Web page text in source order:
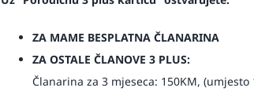
ZA MAME BESPLATNA ČLANARINA
ZA OSTALE ČLANOVE 3 PLUS:
Članarina za 3 mjeseca: 150KM, (umjesto